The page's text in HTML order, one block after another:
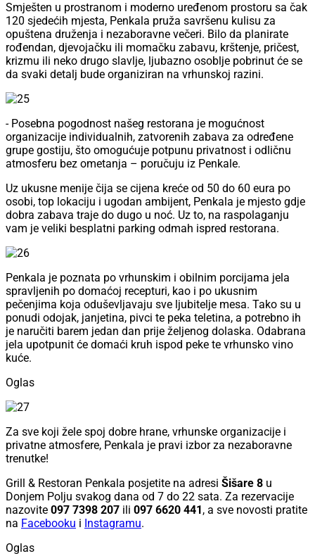
Smješten u prostranom i moderno uređenom prostoru sa čak
120 sjedećih mjesta, Penkala pruža savršenu kulisu za
opuštena druženja i nezaboravne večeri. Bilo da planirate
rođendan, djevojačku ili momačku zabavu, krštenje, pričest,
krizmu ili neko drugo slavlje, ljubazno osoblje pobrinut će se
da svaki detalj bude organiziran na vrhunskoj razini.
- Posebna pogodnost našeg restorana je mogućnost
organizacije individualnih, zatvorenih zabava za određene
grupe gostiju, što omogućuje potpunu privatnost i odličnu
atmosferu bez ometanja – poručuju iz Penkale.
Uz ukusne menije čija se cijena kreće od 50 do 60 eura po
osobi, top lokaciju i ugodan ambijent, Penkala je mjesto gdje
dobra zabava traje do dugo u noć. Uz to, na raspolaganju
vam je veliki besplatni parking odmah ispred restorana.
Penkala je poznata po vrhunskim i obilnim porcijama jela
spravljenih po domaćoj recepturi, kao i po ukusnim
pečenjima koja oduševljavaju sve ljubitelje mesa. Tako su u
ponudi odojak, janjetina, pivci te peka teletina, a potrebno ih
je naručiti barem jedan dan prije željenog dolaska. Odabrana
jela upotpunit će domaći kruh ispod peke te vrhunsko vino
kuće.
Oglas
Za sve koji žele spoj dobre hrane, vrhunske organizacije i
privatne atmosfere, Penkala je pravi izbor za nezaboravne
trenutke!
Grill & Restoran Penkala posjetite na adresi Šišare 8 u
Donjem Polju svakog dana od 7 do 22 sata. Za rezervacije
nazovite 097 7398 207 ili 097 6620 441 , a sve novosti pratite
na Facebooku i Instagramu.
Oglas